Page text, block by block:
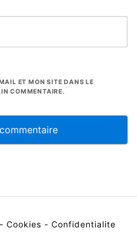
ET MON SITE DANS LE
COMMENTAIRE.
- Cookies - Confidentialite